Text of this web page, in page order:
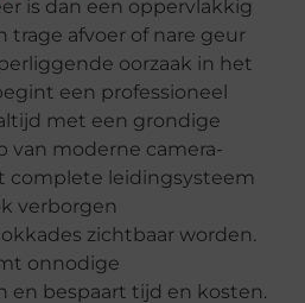
is dan een oppervlakkig
trage afvoer of nare geur
oorzaak in het
een professioneel
met een grondige
van moderne camera-
complete leidingsysteem
verborgen
zichtbaar worden.
onnodige
en bespaart tijd en kosten.